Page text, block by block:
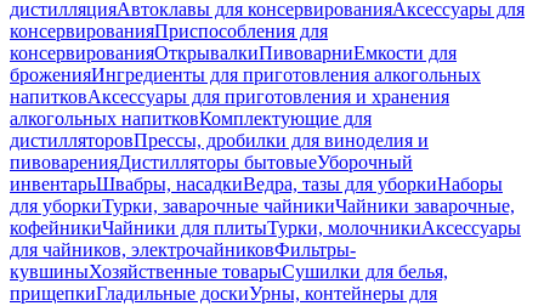
дистилляцияАвтоклавы для консервированияАксессуары для
консервированияПриспособления для
консервированияОткрывалкиПивоварниЕмкости для
броженияИнгредиенты для приготовления алкогольных
напитковАксессуары для приготовления и хранения
алкогольных напитковКомплектующие для
дистилляторовПрессы, дробилки для виноделия и
пивоваренияДистилляторы бытовыеУборочный
инвентарьШвабры, насадкиВедра, тазы для уборкиНаборы
для уборкиТурки, заварочные чайникиЧайники заварочные,
кофейникиЧайники для плитыТурки, молочникиАксессуары
для чайников, электрочайниковФильтры-
кувшиныХозяйственные товарыСушилки для белья,
прищепкиГладильные доскиУрны, контейнеры для